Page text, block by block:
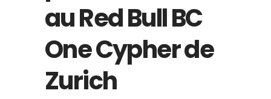
au Red Bull BC
One Cypher de
Zurich